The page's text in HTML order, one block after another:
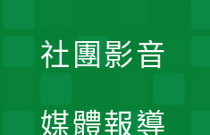
社團影音
媒體報導